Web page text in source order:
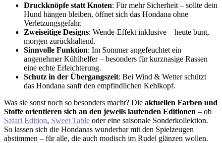
Druckknöpfe statt Knoten: Für mehr Sicherheit – sollte dein
Hund hängen bleiben, öffnet sich das Hondana ohne
Verletzungsgefahr.
Zweiseitige Designs: Wende-Effekt inklusive – heute bunt,
morgen zurückhaltend.
Sinnvolle Funktion: Im Sommer angefeuchtet ein
angenehmer Kühlhelfer – besonders für kurznasige Rassen
eine echte Erleichterung.
Schutz in der Übergangszeit: Bei Wind & Wetter schützt
das Hondana sanft den empfindlichen Kehlkopf.
Was sie sonst noch so besonders macht? Die aktuellen Farben und
Stoffe orientieren sich an den jeweils laufenden Editionen – ob
Safari Edition, Sweet Table oder eine saisonale Sonderkollektion.
So lassen sich die Hondanas wunderbar mit den Spielzeugen
abstimmen – für alle, die auch modisch im Rudel glänzen wollen.